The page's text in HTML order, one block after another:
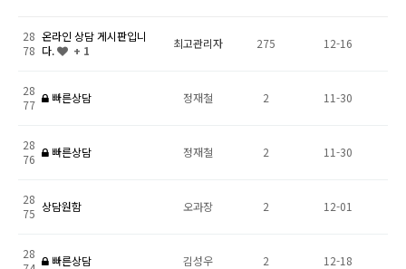
28
78
온라인 상담 게시판입니
다.
+ 1 최고관리자 275 12-16
28
77
빠른상담 정재철 2 11-30
28
76
빠른상담 정재철 2 11-30
28
75 상담원함 오과장 2 12-01
28
빠른상담 김성우 2 12-18